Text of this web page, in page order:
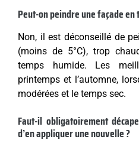
Peut-on peindre une façade en
Non, il est déconseillé de
(moins de 5°C), trop
temps humide. Les
printemps et l’automne,
modérées et le temps sec.
Faut-il obligatoirement
d’en appliquer une nouvelle ?